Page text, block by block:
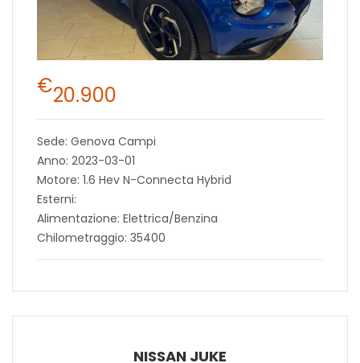
€20.900
Sede: Genova Campi
Anno: 2023-03-01
Motore: 1.6 Hev N-Connecta Hybrid
Esterni:
Alimentazione: Elettrica/Benzina
Chilometraggio: 35400
NISSAN JUKE